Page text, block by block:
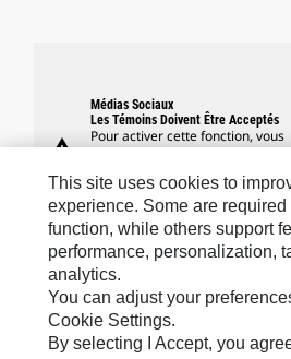
warning
Médias Sociaux
Les Témoins Doivent Être Acceptés
Pour activer cette fonction, vous
devez accepter l'utilisation des
de performance.
Marques Caterpillar
This site uses cookies to
experience. Some are required
function, while others support
performance, personalization,
analytics.
You can adjust your
Cookie Settings.
By selecting I Accept, you